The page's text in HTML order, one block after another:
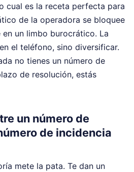
cual es la receta perfecta para
de la operadora se bloquee
un limbo burocrático. La
el teléfono, sino diversificar.
no tienes un número de
de resolución, estás
un número de
de incidencia
mete la pata. Te dan un